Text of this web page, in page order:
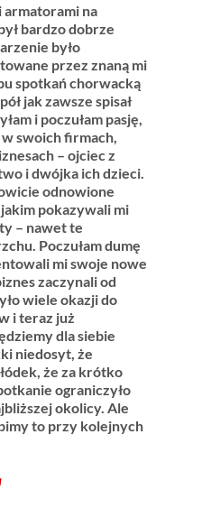
armatorami na
bardzo dobrze
było
przez znaną mi
spotkań chorwacką
jak zawsze spisał
i poczułam pasję,
swoich firmach,
– ojciec z
i dwójka ich dzieci.
odnowione
pokazywali mi
– nawet te
Poczułam dumę
mi swoje nowe
zaczynali od
wiele okazji do
i teraz już
dla siebie
niedosyt, że
że za krótko
ograniczyło
okolicy. Ale
to przy kolejnych